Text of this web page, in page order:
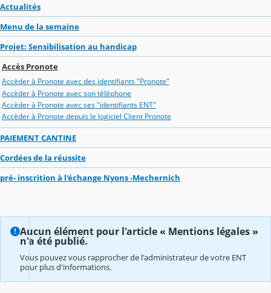
Actualités
Menu de la semaine
Projet: Sensibilisation au handicap
Accès Pronote
Accèder à Pronote avec des identifiants "Pronote"
Accèder à Pronote avec son téléphone
Accèder à Pronote avec ses "identifiants ENT"
Accèder à Pronote depuis le logiciel Client Pronote
PAIEMENT CANTINE
Cordées de la réussite
pré- inscrition à l'échange Nyons -Mechernich
Aucun élément pour l'article « Mentions légales »
n'a été publié.
Vous pouvez vous rapprocher de l'administrateur de votre ENT
pour plus d'informations.